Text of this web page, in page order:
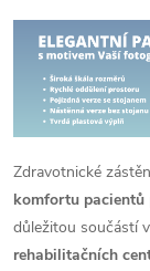
Zdravotnické
komfortu pacientů
důležitou součástí
rehabilitačních